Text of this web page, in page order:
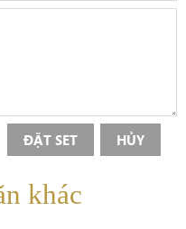
ĐẶT SET HỦY
khác